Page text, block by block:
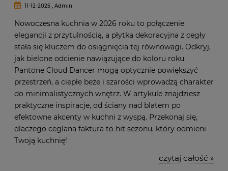
11-12-2025 , Admin
Nowoczesna kuchnia w 2026 roku to połączenie
elegancji z przytulnością, a płytka dekoracyjna z cegły
stała się kluczem do osiągnięcia tej równowagi. Odkryj,
jak bielone odcienie nawiązujące do koloru roku
Pantone Cloud Dancer mogą optycznie powiększyć
przestrzeń, a ciepłe beże i szarości wprowadzą charakter
do minimalistycznych wnętrz. W artykule znajdziesz
praktyczne inspiracje, od ściany nad blatem po
efektowne akcenty w kuchni z wyspą. Przekonaj się,
dlaczego ceglana faktura to hit sezonu, który odmieni
Twoją kuchnię!
czytaj całość »